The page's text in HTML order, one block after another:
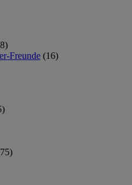
Freunde (16)